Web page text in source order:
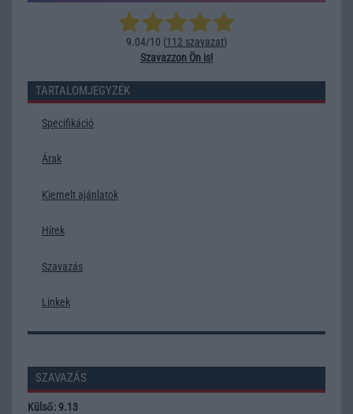
9.04/10 (112 szavazat)
Szavazzon Ön is!
TARTALOMJEGYZÉK
Specifikáció
Árak
Kiemelt ajánlatok
Hírek
Szavazás
Linkek
SZAVAZÁS
Külső: 9.13